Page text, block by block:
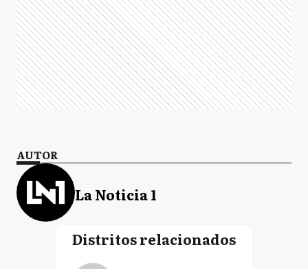
AUTOR
La Noticia 1
Distritos relacionados